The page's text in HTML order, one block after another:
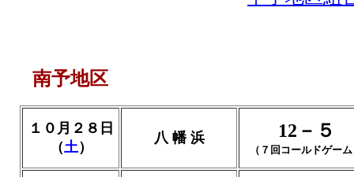
南予地区
１０月２８日
（土）
八 幡 浜 12－５
（７回コールドゲー